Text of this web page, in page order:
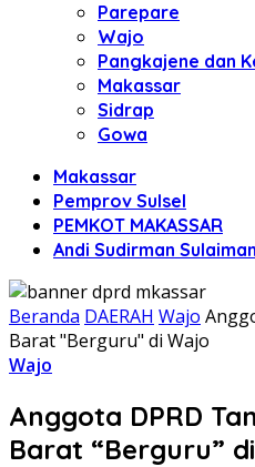
Parepare
Wajo
Pangkajene dan
Makassar
Sidrap
Gowa
Makassar
Pemprov Sulsel
PEMKOT MAKASSAR
Andi Sudirman Sulaiman
Beranda DAERAH Wajo
Barat "Berguru" di Wajo
Wajo
Anggota DPRD
Barat “Berguru”